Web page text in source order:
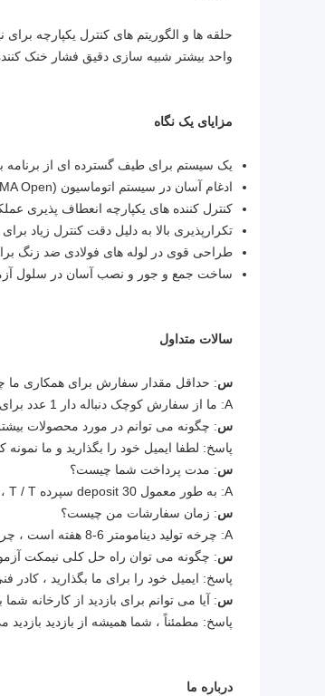
حلقه ها و الگوریتم های کنترل یکپارچه برای
واحد بیشتر شبیه سازی دقیق فشار خنک
مزایای یک نگاه
یک سیستم برای طیف گسترده ای از برنامه
ادغام آسان در سیستم اتوماسیون (SeeLong PUMA Open ™) با رابط کاربری دستگاه راحت (ActiveLink)
کنترل کننده های یکپارچه انعطاف پذیری
تکرارپذیری بالا به دلیل دقت کنترل زیاد
طراحی قوی در لوله های فولادی ضد زنگ برای
ساخت جمع و جور و نصب آسان در سلول
سالات متداول
س: حداقل مقدار سفارش برای همکاری ما
A: ما از سفارش کوچک دنباله دار 1 عدد برای محصولات سهام پشتیبانی می کنیم.
س: چگونه می توانم در مورد محصولات
پاسخ: لطفا ایمیل خود را بگذارید و ما
س: مدت پرداخت شما چیست؟
A: به طور معمول 30 deposit سپرده T / T ، قبل از حمل و نقل به طور کامل پرداخت کنید.
س: زمان سفارشات من چیست؟
A: چرخه تولید دینامومتر 6-8 هفته است ، چرخه تولید سنسور 2-3 هفته است ، سایر محصولات لطفا با ما تماس بگیرید.
س: چگونه می توان راه حل کلی نیمکت
پاسخ: ایمیل خود را برای ما بگذارید ، کادر
س: آیا می توانم برای بازدید از کارخانه شما
پاسخ: مطمئناً ، شما همیشه از بازدید بازدید
درباره ما